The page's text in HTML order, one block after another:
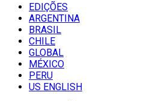
EDIÇÕES
ARGENTINA
BRASIL
CHILE
GLOBAL
MÉXICO
PERU
US ENGLISH